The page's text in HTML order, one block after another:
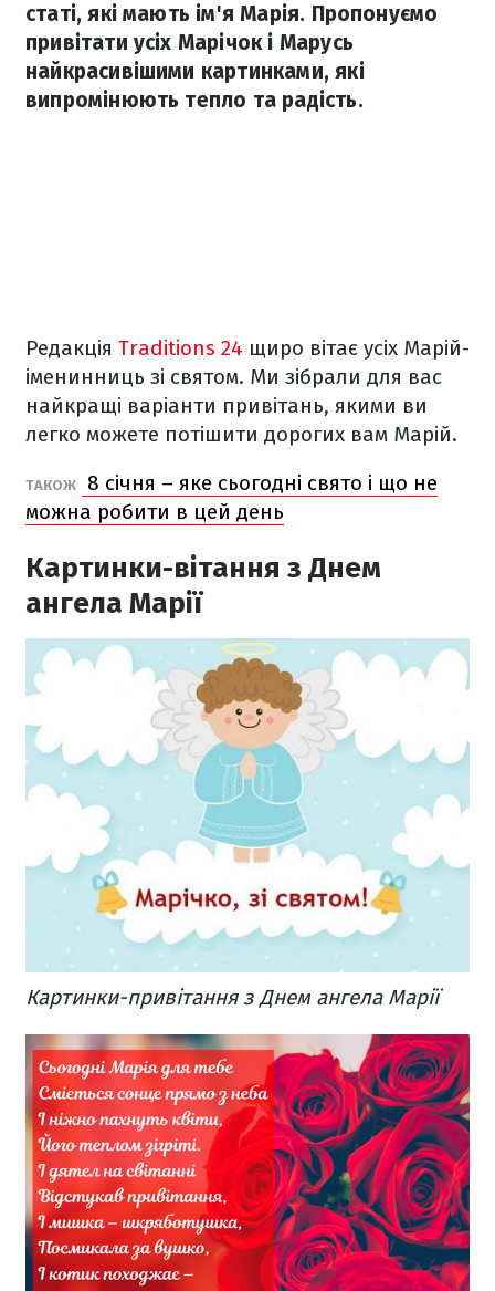
статі, які мають ім'я Марія. Пропонуємо
привітати усіх Марічок і Марусь
найкрасивішими картинками, які
випромінюють тепло та радість.
Редакція Traditions 24 щиро вітає усіх Марій-
іменинниць зі святом. Ми зібрали для вас
найкращі варіанти привітань, якими ви
легко можете потішити дорогих вам Марій.
ТАКОЖ
8 січня – яке сьогодні свято і що не
можна робити в цей день
Картинки-вітання з Днем
ангела Марії
Картинки-привітання з Днем ангела Марії